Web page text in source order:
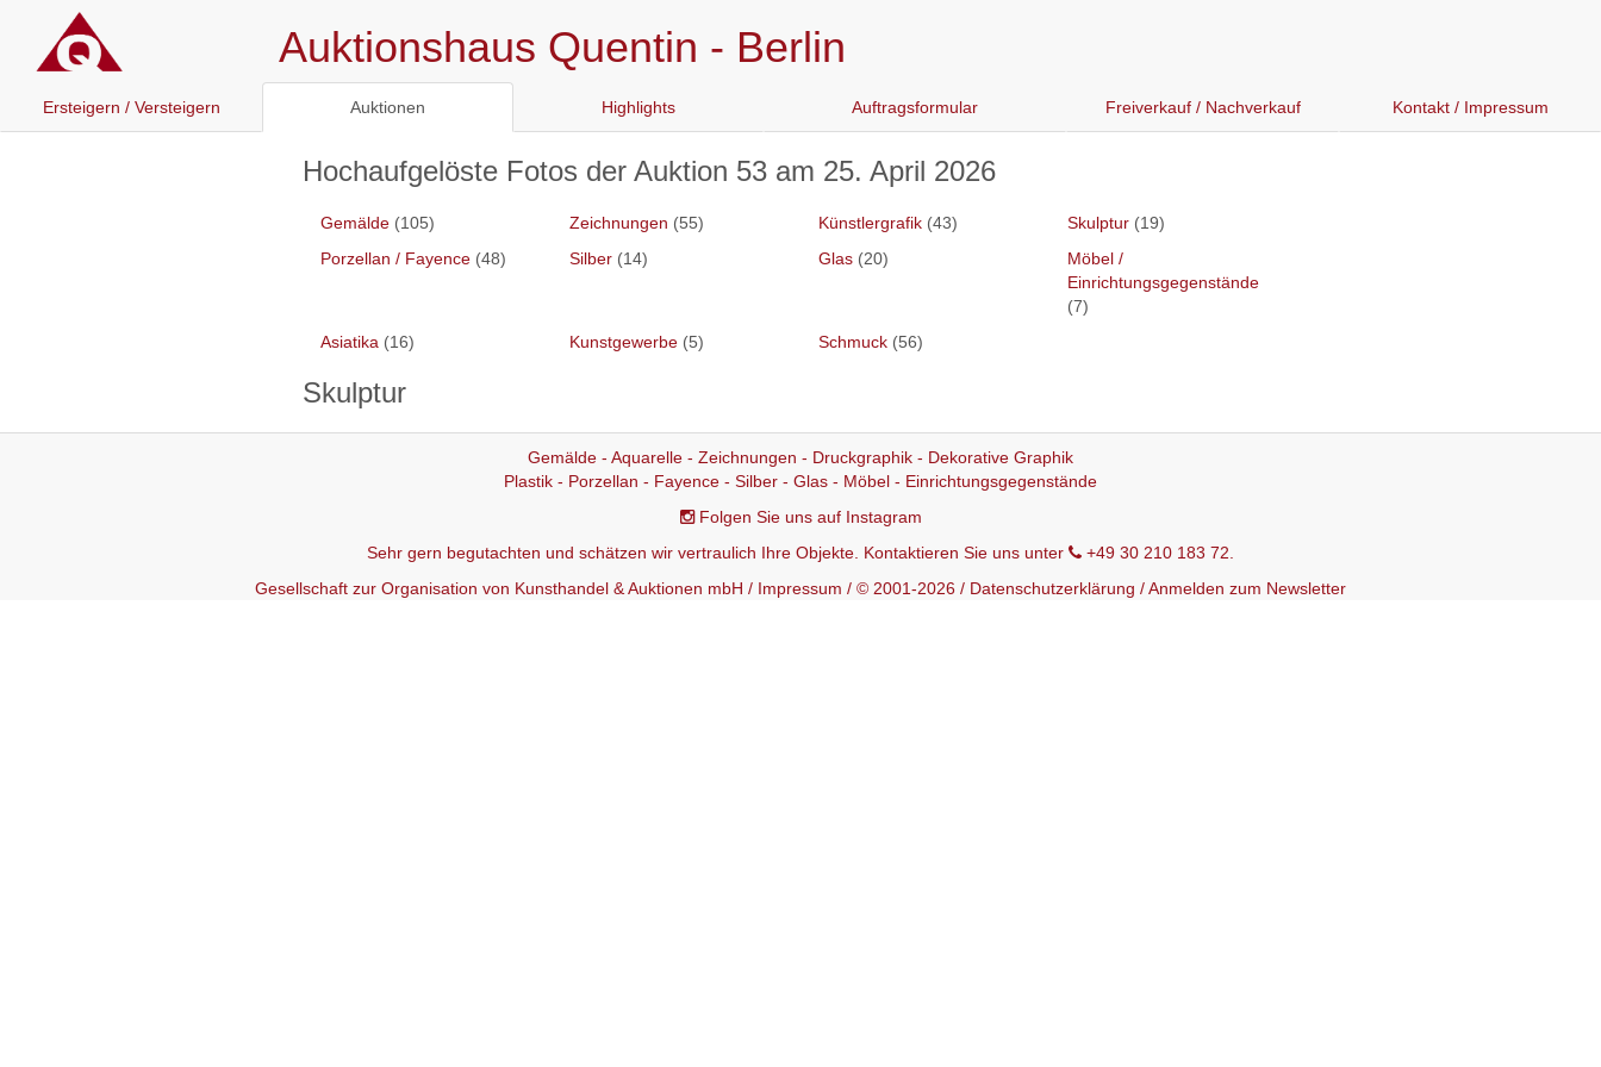
Auktionshaus Quentin - Berlin
Ersteigern / Versteigern Auktionen Highlights Auftragsformular Freiverkauf / Nachverkauf Kontakt / Impressum
Hochaufgelöste Fotos der Auktion 53 am 25. April 2026
Gemälde (105) Zeichnungen (55) Künstlergrafik (43) Skulptur (19)
Porzellan / Fayence (48) Silber (14) Glas (20)
Möbel /
Einrichtungsgegenstände
(7)
Asiatika (16) Kunstgewerbe (5) Schmuck (56)
Skulptur
Gemälde - Aquarelle - Zeichnungen - Druckgraphik - Dekorative Graphik
Plastik - Porzellan - Fayence - Silber - Glas - Möbel - Einrichtungsgegenstände
Folgen Sie uns auf Instagram
Sehr gern begutachten und schätzen wir vertraulich Ihre Objekte. Kontaktieren Sie uns unter
+49 30 210 183 72.
Gesellschaft zur Organisation von Kunsthandel & Auktionen mbH / Impressum / © 2001-2026 / Datenschutzerklärung /Anmelden zum Newsletter